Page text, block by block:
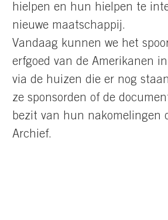
hielpen en hun hielpen te
nieuwe maatschappij.
Vandaag kunnen we het
erfgoed van de Amerikanen
via de huizen die er nog
ze sponsorden of de
bezit van hun nakomelingen
Archief.